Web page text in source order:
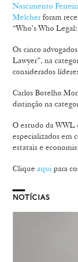
Nascimento
Melcherforam
“Who’s Who
Os cinco
Lawyer”, na
considerados
Carlos Botelho
distinção na
O estudo da WWL
especializados em
estatais e
Clique aqui para
NOTÍCIAS